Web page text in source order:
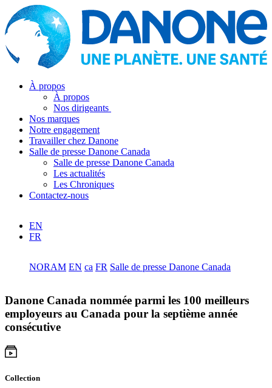
À propos
À propos
Nos dirigeants
Nos marques
Notre engagement
Travailler chez Danone
Salle de presse Danone Canada
Salle de presse Danone Canada
Les actualités
Les Chroniques
Contactez-nous
EN
FR
NORAM EN ca FR Salle de presse Danone Canada
Danone Canada nommée parmi les 100 meilleurs
employeurs au Canada pour la septième année
consécutive
Collection